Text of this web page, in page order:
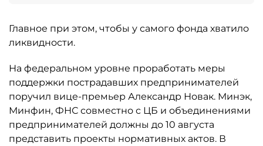
Главное при этом, чтобы у самого фонда хватило
ликвидности.
На федеральном уровне проработать меры
поддержки пострадавших предпринимателей
поручил вице-премьер Александр Новак. Минэк,
Минфин, ФНС совместно с ЦБ и объединениями
предпринимателей должны до 10 августа
представить проекты нормативных актов. В